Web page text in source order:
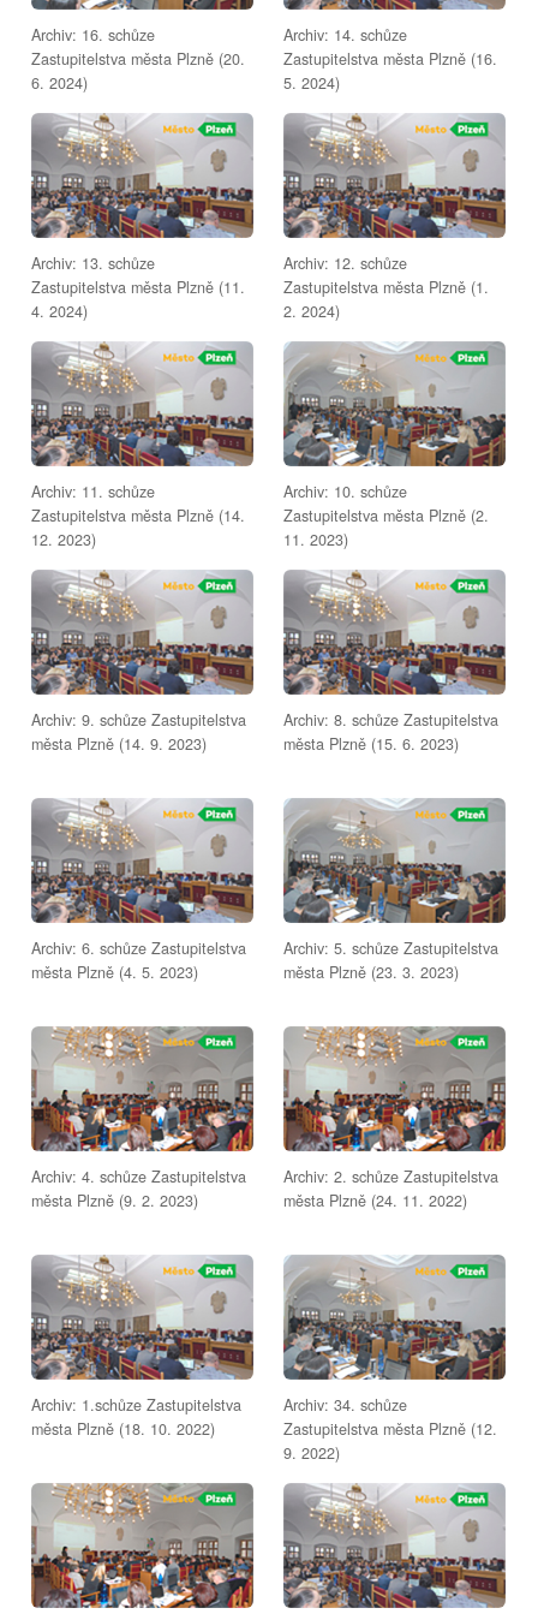
Archiv: 16. schůze
Zastupitelstva města Plzně (20.
6. 2024)
Archiv: 14. schůze
Zastupitelstva města Plzně (16.
5. 2024)
Archiv: 13. schůze
Zastupitelstva města Plzně (11.
4. 2024)
Archiv: 12. schůze
Zastupitelstva města Plzně (1.
2. 2024)
Archiv: 11. schůze
Zastupitelstva města Plzně (14.
12. 2023)
Archiv: 10. schůze
Zastupitelstva města Plzně (2.
11. 2023)
Archiv: 9. schůze Zastupitelstva
města Plzně (14. 9. 2023)
Archiv: 8. schůze Zastupitelstva
města Plzně (15. 6. 2023)
Archiv: 6. schůze Zastupitelstva
města Plzně (4. 5. 2023)
Archiv: 5. schůze Zastupitelstva
města Plzně (23. 3. 2023)
Archiv: 4. schůze Zastupitelstva
města Plzně (9. 2. 2023)
Archiv: 2. schůze Zastupitelstva
města Plzně (24. 11. 2022)
Archiv: 1.schůze Zastupitelstva
města Plzně (18. 10. 2022)
Archiv: 34. schůze
Zastupitelstva města Plzně (12.
9. 2022)